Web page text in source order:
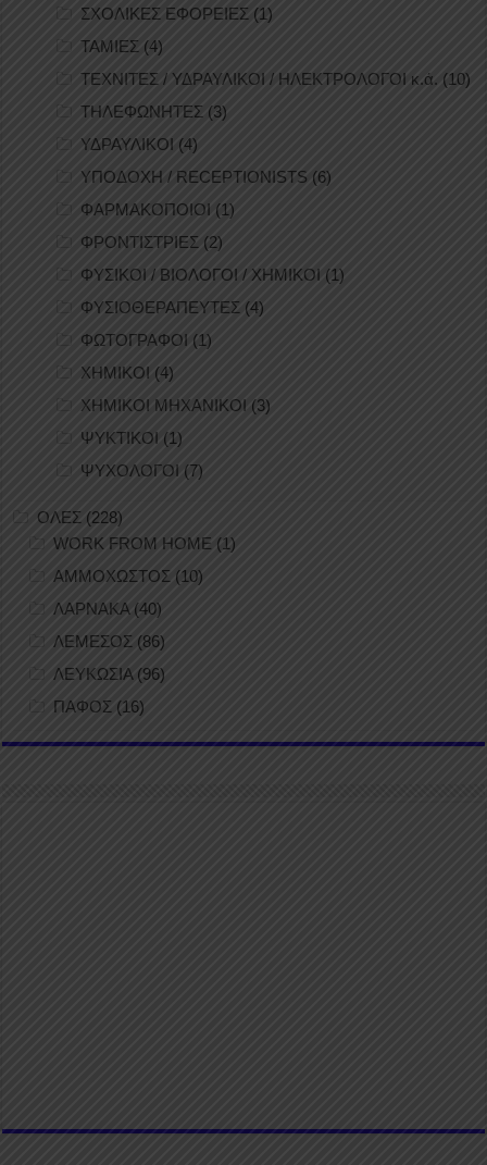
ΣΧΟΛΙΚΕΣ ΕΦΟΡΕΙΕΣ (1)
ΤΑΜΙΕΣ (4)
ΤΕΧΝΙΤΕΣ / ΥΔΡΑΥΛΙΚΟΙ / ΗΛΕΚΤΡΟΛΟΓΟΙ κ.ά. (10)
ΤΗΛΕΦΩΝΗΤΕΣ (3)
ΥΔΡΑΥΛΙΚΟΙ (4)
ΥΠΟΔΟΧΗ / RECEPTIONISTS (6)
ΦΑΡΜΑΚΟΠΟΙΟΙ (1)
ΦΡΟΝΤΙΣΤΡΙΕΣ (2)
ΦΥΣΙΚΟΙ / ΒΙΟΛΟΓΟΙ / ΧΗΜΙΚΟΙ (1)
ΦΥΣΙΟΘΕΡΑΠΕΥΤΕΣ (4)
ΦΩΤΟΓΡΑΦΟΙ (1)
ΧΗΜΙΚΟΙ (4)
ΧΗΜΙΚΟΙ ΜΗΧΑΝΙΚΟΙ (3)
ΨΥΚΤΙΚΟΙ (1)
ΨΥΧΟΛΟΓΟΙ (7)
ΟΛΕΣ (228)
WORK FROM HOME (1)
ΑΜΜΟΧΩΣΤΟΣ (10)
ΛΑΡΝΑΚΑ (40)
ΛΕΜΕΣΟΣ (86)
ΛΕΥΚΩΣΙΑ(96)
ΠΑΦΟΣ (16)